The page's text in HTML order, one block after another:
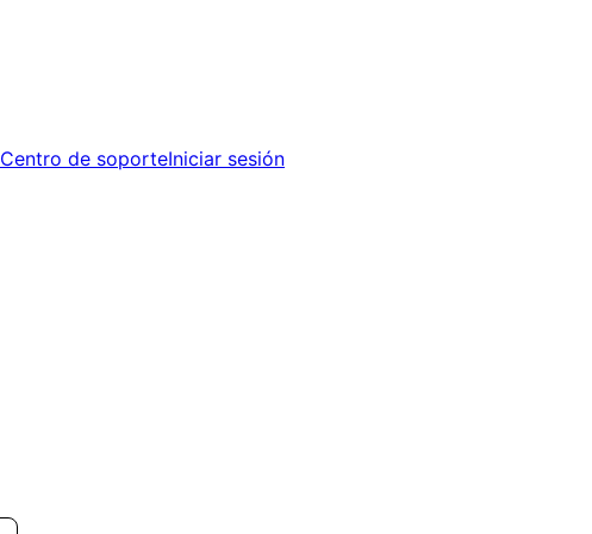
Centro de soporteIniciar sesión